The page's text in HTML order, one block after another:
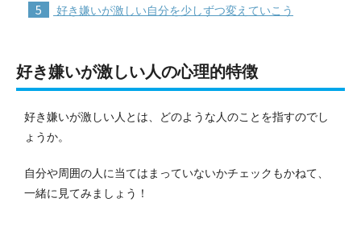
5 好き嫌いが激しい自分を少しずつ変えていこう
好き嫌いが激しい人の心理的特徴
好き嫌いが激しい人とは、どのような人のことを指すのでし
ょうか。
自分や周囲の人に当てはまっていないかチェックもかねて、
一緒に見てみましょう！